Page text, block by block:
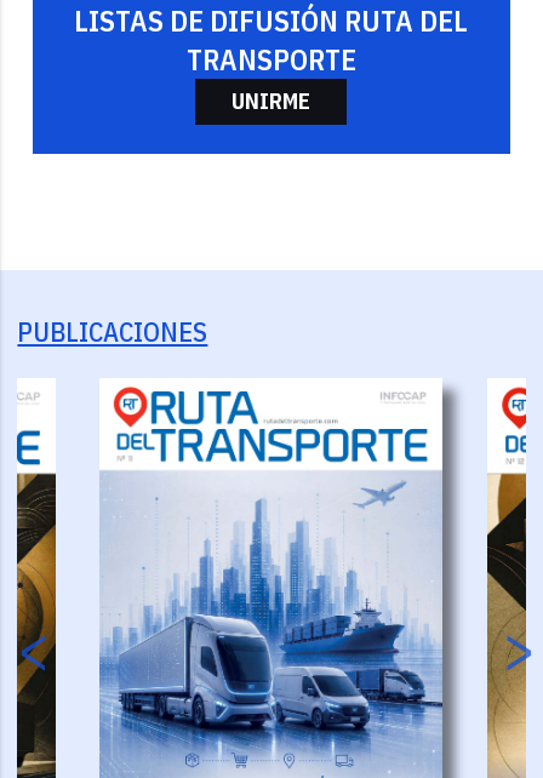
LISTAS DE DIFUSIÓN RUTA DEL
TRANSPORTE
UNIRME
PUBLICACIONES